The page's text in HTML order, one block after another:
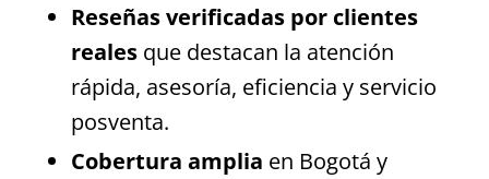
Reseñas verificadas por clientes
reales que destacan la atención
rápida, asesoría, eficiencia y servicio
posventa.
Cobertura amplia en Bogotá y